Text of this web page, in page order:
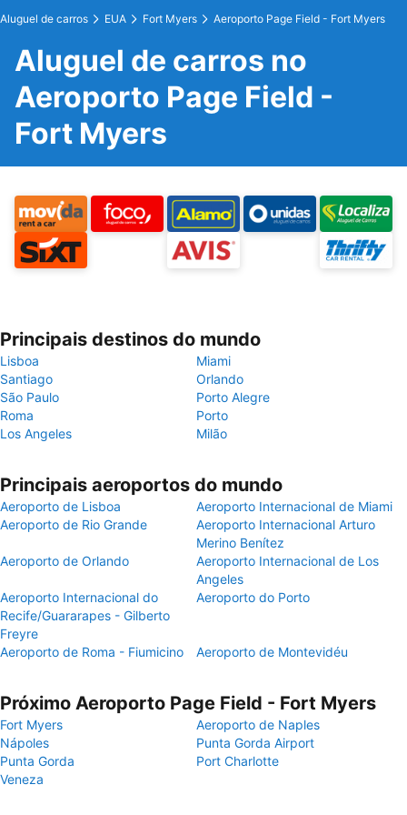
Aluguel de carros EUA Fort Myers Aeroporto Page Field - Fort Myers
Aluguel de carros no
Aeroporto Page Field -
Fort Myers
Principais destinos do mundo
Lisboa
Miami
Santiago
Orlando
São Paulo
Porto Alegre
Roma
Porto
Los Angeles
Milão
Principais aeroportos do mundo
Aeroporto de Lisboa
Aeroporto Internacional de Miami
Aeroporto de Rio Grande
Aeroporto Internacional Arturo
Merino Benítez
Aeroporto de Orlando
Aeroporto Internacional de Los
Angeles
Aeroporto Internacional do
Recife/Guararapes - Gilberto
Freyre
Aeroporto do Porto
Aeroporto de Roma - Fiumicino Aeroporto de Montevidéu
Próximo Aeroporto Page Field - Fort Myers
Fort Myers
Aeroporto de Naples
Nápoles
Punta Gorda Airport
Punta Gorda
Port Charlotte
Veneza